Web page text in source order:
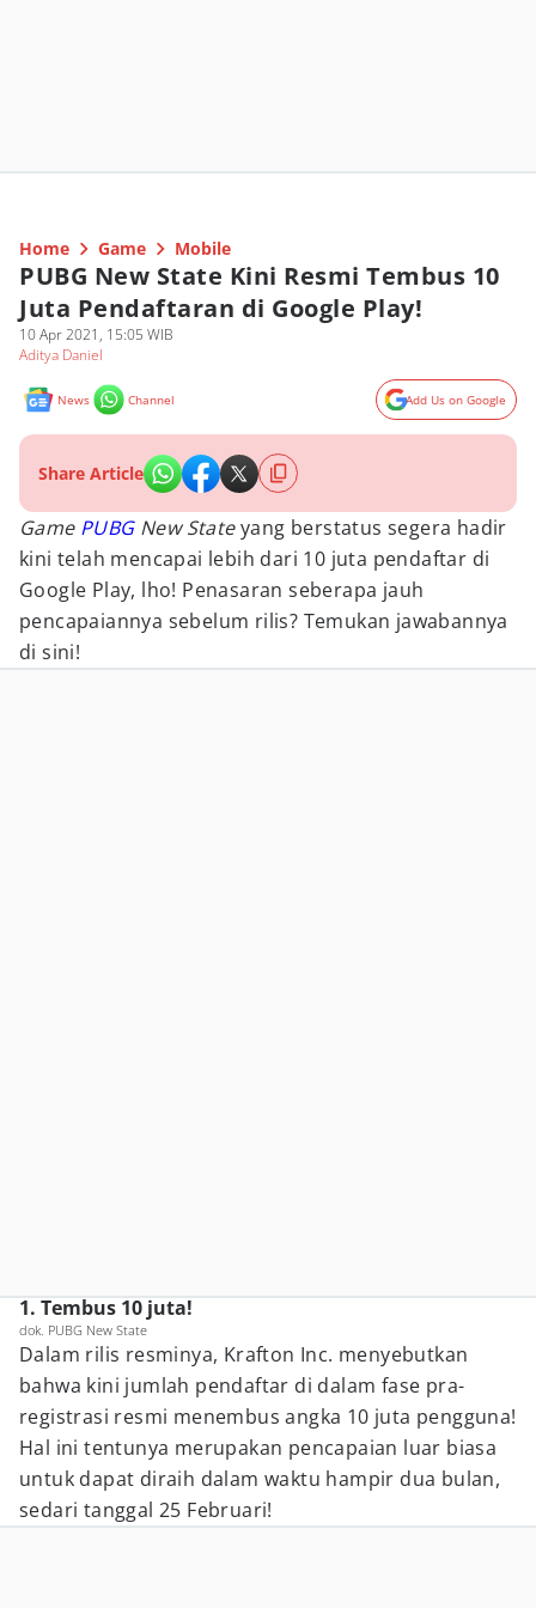
Home Game Mobile
PUBG New State Kini Resmi Tembus 10
Juta Pendaftaran di Google Play!
10 Apr 2021, 15:05 WIB
Aditya Daniel
News Channel Add Us on Google
Share Article
Game PUBGNew Stateyang berstatus segera hadir
kini telah mencapai lebih dari 10 juta pendaftar di
Google Play, lho! Penasaran seberapa jauh
pencapaiannya sebelum rilis? Temukan jawabannya
di sini!
1. Tembus 10 juta!
dok. PUBG New State
Dalam rilis resminya, Krafton Inc. menyebutkan
bahwa kini jumlah pendaftar di dalam fase pra-
registrasi resmi menembus angka 10 juta pengguna!
Hal ini tentunya merupakan pencapaian luar biasa
untuk dapat diraih dalam waktu hampir dua bulan,
sedari tanggal 25 Februari!